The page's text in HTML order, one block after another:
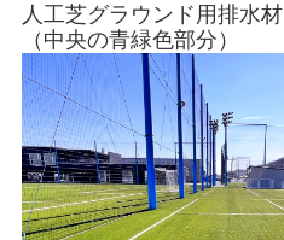
人工芝グラウンド用排水材
（中央の青緑色部分）